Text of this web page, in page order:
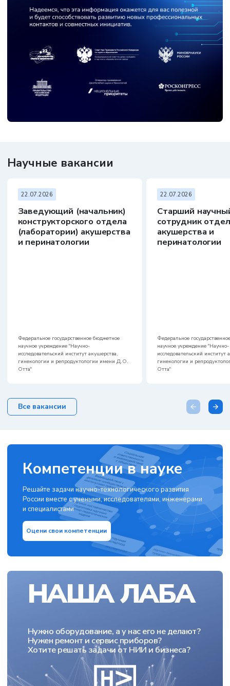
Научные вакансии
22.07.2026
Заведующий (начальник)
конструкторского отдела
(лаборатории) акушерства
и перинатологии
Федеральное государственное бюджетное
научное учреждение "Научно-
исследовательский институт акушерства,
гинекологии и репродуктологии имени Д.О.
Отта"
22.07.2026
Старший
сотрудник
акушерства и
перинатологии
Федеральное
научное учреждение "Научно-
исследовательский институт
гинекологии и
Отта"
Все вакансии
Компетенции в науке
Решайте задачи научно-технологического развития
России вместе с учеными, исследователями, инженерами
и специалистами
Оцени свои компетенции
НАША ЛАБА
Нужно оборудование, а у нас его не делают?
Нужен ремонт и сервис приборов?
Хотите решать задачи от НИИ и бизнеса?